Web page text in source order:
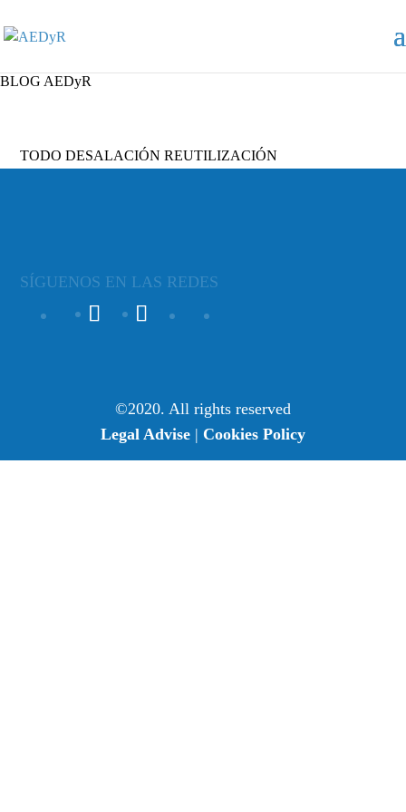
BLOG AEDyR
TODO DESALACIÓN REUTILIZACIÓN
SÍGUENOS EN LAS REDES
©2020. All rights reserved
Legal Advise | Cookies Policy